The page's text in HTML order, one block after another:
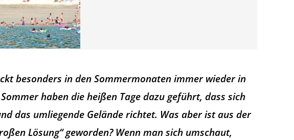
besonders in den Sommermonaten immer wieder in
haben die heißen Tage dazu geführt, dass sich
das umliegende Gelände richtet. Was aber ist aus der
Lösung“ geworden? Wenn man sich umschaut,